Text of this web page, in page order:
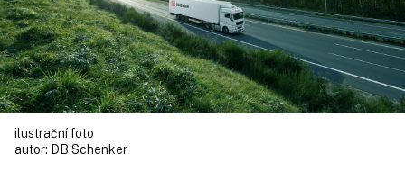
ilustrační foto
autor: DB Schenker